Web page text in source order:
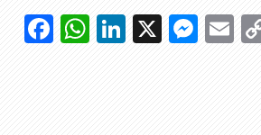
Facebook
WhatsApp
LinkedIn
X